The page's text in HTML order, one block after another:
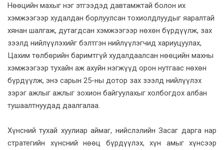
Нөөцийн махыг нэг этгээдэд давтамжтай болон их
хэмжээгээр худалдан борлуулсан тохиолдлуудыг яаралтай
хянан шалгаж, дутагдсан хэмжээгээр нөхөн бүрдүүлж, зах
зээлд нийлүүлэхийг бэлтгэн нийлүүлэгчид хариуцуулах,
Цахим төлбөрийн баримтгүй худалдаалсан нөөцийн махны
хэмжээгээр тухайн аж ахуйн нэгжүүд орон нутгаас нөхөн
бүрдүүлж, энэ сарын 25-ны дотор зах зээлд нийлүүлэх
зэрэг ажлыг ажлыг зохион байгуулахыг холбогдох албан
тушаалтнуудад даалгалаа.
Хүнсний тухай хуулиар аймаг, нийслэлийн Засаг дарга нар
стратегийн хүнсний нөөц бүрдүүлэх, хүн амыг хүнсээр